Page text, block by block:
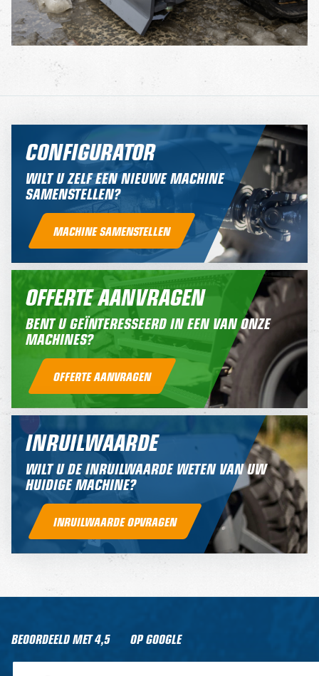
CONFIGURATOR
WILT U ZELF EEN NIEUWE MACHINE
SAMENSTELLEN?
MACHINE SAMENSTELLEN
OFFERTE AANVRAGEN
BENT U GEÏNTERESSEERD IN EEN VAN ONZE
MACHINES?
OFFERTE AANVRAGEN
INRUILWAARDE
WILT U DE INRUILWAARDE WETEN VAN UW
HUIDIGE MACHINE?
INRUILWAARDE OPVRAGEN
BEOORDEELD MET4,5 OP GOOGLE